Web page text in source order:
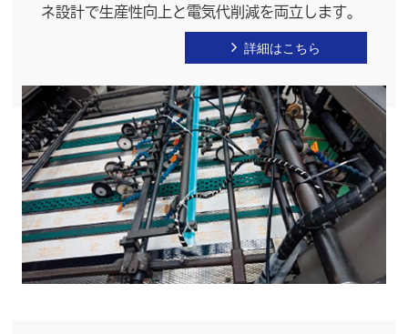
ネ設計で生産性向上と電気代削減を両立します。
詳細はこちら